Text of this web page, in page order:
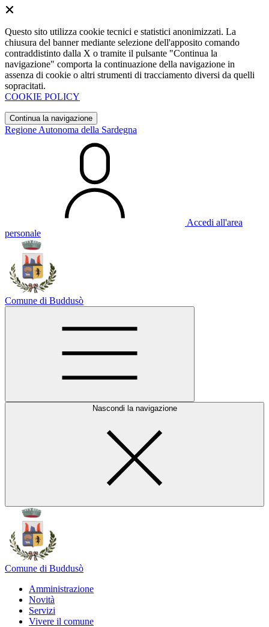
Questo sito utilizza cookie tecnici e statistici anonimizzati. La
chiusura del banner mediante selezione dell'apposito comando
contraddistinto dalla X o tramite il pulsante "Continua la
navigazione" comporta la continuazione della navigazione in
assenza di cookie o altri strumenti di tracciamento diversi da quelli
sopracitati.
COOKIE POLICY
Continua la navigazione
Regione Autonoma della Sardegna
Accedi all'area
personale
Comune di Buddusò
Nascondi la navigazione
Comune di Buddusò
Amministrazione
Novità
Servizi
Vivere il comune